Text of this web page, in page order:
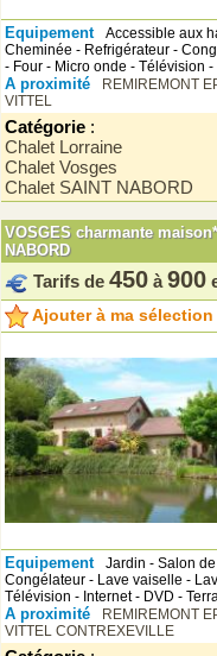
Equipement
Accessible aux
Cheminée - Refrigérateur -
- Four - Micro onde - Télévision
A proximité REMIREMONT
VITTEL
Catégorie :
Chalet Lorraine
Chalet Vosges
Chalet SAINT NABORD
VOSGES charmante
NABORD
Tarifs de 450 à 900
Ajouter à ma
Equipement
Jardin - Salon
Congélateur - Lave vaiselle -
Télévision - Internet - DVD -
A proximité REMIREMONT
VITTEL CONTREXEVILLE